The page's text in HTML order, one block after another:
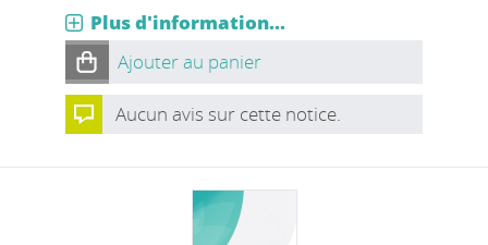
Plus d'information...
Ajouter au panier
Aucun avis sur cette notice.